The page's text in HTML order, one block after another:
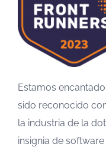
Estamos
sido reconocido
la industria de la
insignia de